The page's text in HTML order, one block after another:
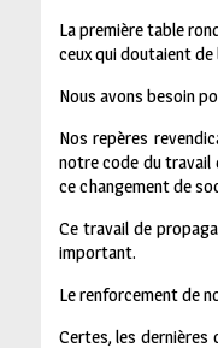
La première table
ceux qui doutaient
Nous avons besoin
Nos repères
notre code du travail
ce changement de
Ce travail de
important.
Le renforcement de
Certes, les dernières